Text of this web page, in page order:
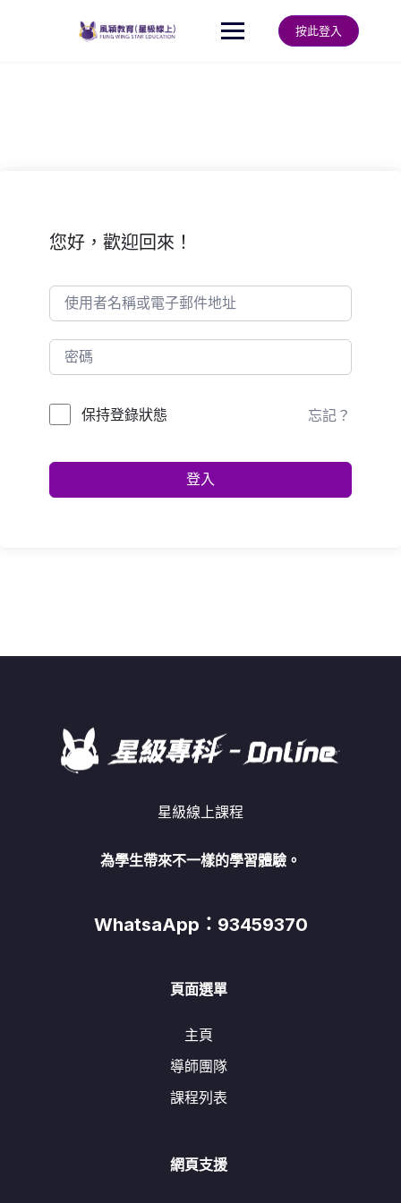
按此登入
您好，歡迎回來！
保持登錄狀態 忘記？
登入
星級線上課程
為學生帶來不一樣的學習體驗。
WhatsaApp：93459370
頁面選單
主頁
導師團隊
課程列表
網頁支援